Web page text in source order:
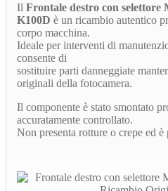
Il Frontale destro con selettore
K100D è un ricambio autentico
corpo macchina.
Ideale per interventi di
consente di
sostituire parti danneggiate
originali della fotocamera.
Il componente è stato smontato
accuratamente controllato.
Non presenta rotture o crepe ed